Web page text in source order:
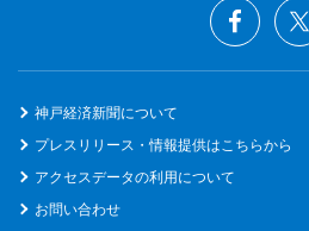
神戸経済新聞について
プレスリリース・情報提供はこちらから
アクセスデータの利用について
お問い合わせ